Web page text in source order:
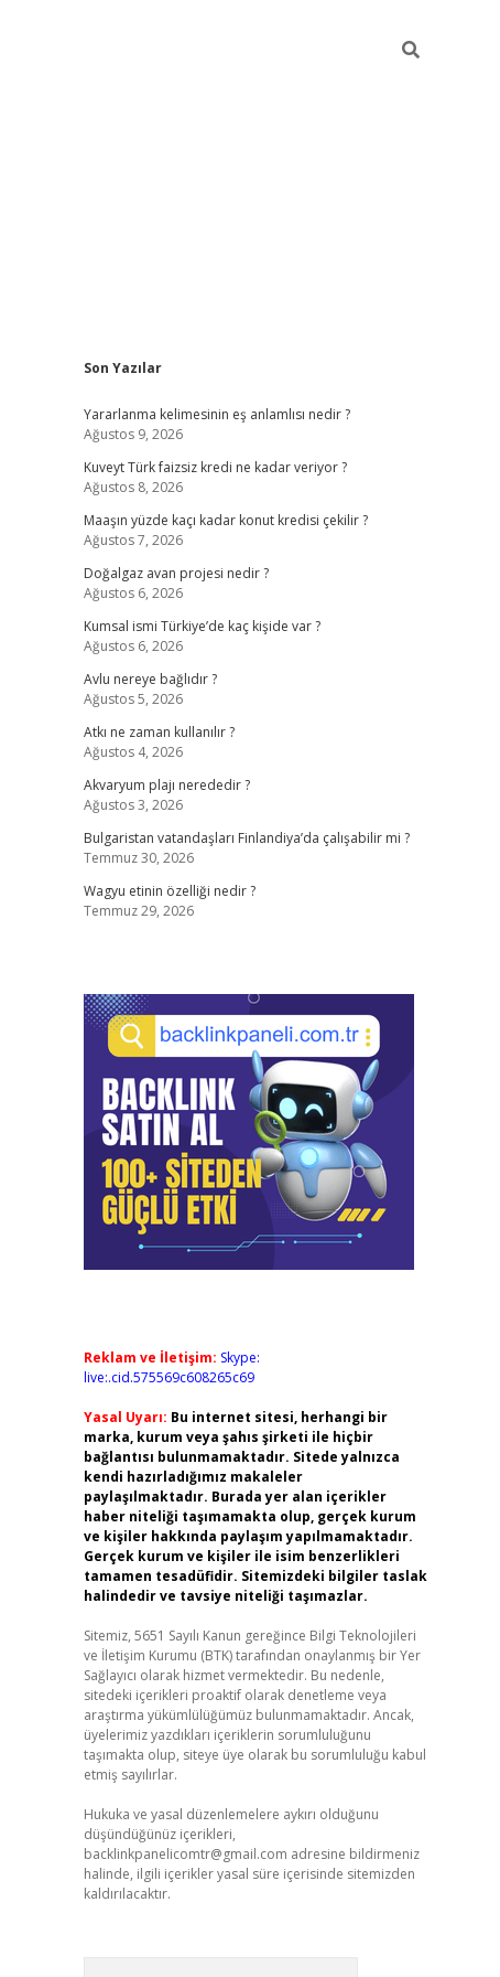
Sidebar
Son Yazılar
Yararlanma kelimesinin eş anlamlısı nedir ?
Ağustos 9, 2026
Kuveyt Türk faizsiz kredi ne kadar veriyor ?
Ağustos 8, 2026
Maaşın yüzde kaçı kadar konut kredisi çekilir ?
Ağustos 7, 2026
Doğalgaz avan projesi nedir ?
Ağustos 6, 2026
Kumsal ismi Türkiye’de kaç kişide var ?
Ağustos 6, 2026
Avlu nereye bağlıdır ?
Ağustos 5, 2026
Atkı ne zaman kullanılır ?
Ağustos 4, 2026
Akvaryum plajı nerededir ?
Ağustos 3, 2026
Bulgaristan vatandaşları Finlandiya’da çalışabilir mi ?
Temmuz 30, 2026
Wagyu etinin özelliği nedir ?
Temmuz 29, 2026
Reklam ve İletişim: Skype:
live:.cid.575569c608265c69
Yasal Uyarı: Bu internet sitesi, herhangi bir
marka, kurum veya şahıs şirketi ile hiçbir
bağlantısı bulunmamaktadır. Sitede yalnızca
kendi hazırladığımız makaleler
paylaşılmaktadır. Burada yer alan içerikler
haber niteliği taşımamakta olup, gerçek kurum
ve kişiler hakkında paylaşım yapılmamaktadır.
Gerçek kurum ve kişiler ile isim benzerlikleri
tamamen tesadüfidir. Sitemizdeki bilgiler taslak
halindedir ve tavsiye niteliği taşımazlar.
Sitemiz, 5651 Sayılı Kanun gereğince Bilgi Teknolojileri
ve İletişim Kurumu (BTK) tarafından onaylanmış bir Yer
Sağlayıcı olarak hizmet vermektedir. Bu nedenle,
sitedeki içerikleri proaktif olarak denetleme veya
araştırma yükümlülüğümüz bulunmamaktadır. Ancak,
üyelerimiz yazdıkları içeriklerin sorumluluğunu
taşımakta olup, siteye üye olarak bu sorumluluğu kabul
etmiş sayılırlar.
Hukuka ve yasal düzenlemelere aykırı olduğunu
düşündüğünüz içerikleri,
backlinkpanelicomtr@gmail.com adresine bildirmeniz
halinde, ilgili içerikler yasal süre içerisinde sitemizden
kaldırılacaktır.